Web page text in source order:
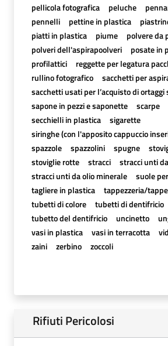
pellicola fotografica
peluche
pennelli
pettine in plastica
piatti in plastica
piume
polvere da
polveri dell'aspirapoolveri
posate in
profilattici
reggette per legatura
rullino fotografico
sacchetti per
sacchetti usati per l’acquisto di ortaggi
sapone in pezzi e saponette
scarpe
secchielli in plastica
sigarette
siringhe (con l'apposito cappuccio
spazzole
spazzolini spugne
stoviglie rotte
stracci
stracci unti
stracci unti da olio minerale
suole
tagliere in plastica
tappezzeria/
tubetti di colore
tubetti di dentifricio
tubetto del dentifricio
uncinetto
vasi in plastica
vasi in terracotta
zaini
zerbino zoccoli
Rifiuti Pericolosi